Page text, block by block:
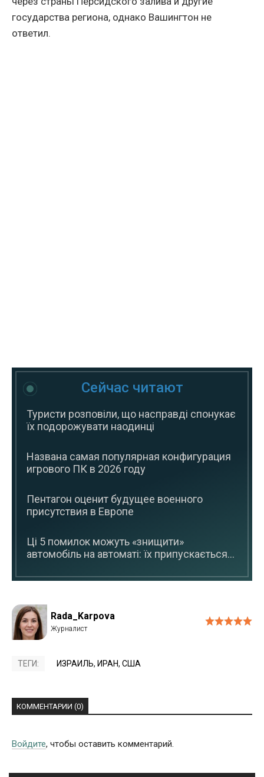
государства региона, однако Вашингтон не
ответил.
Сейчас читают
Туристи розповіли, що насправді спонукає
їх подорожувати наодинці
Названа самая популярная конфигурация
игрового ПК в 2026 году
Пентагон оценит будущее военного
присутствия в Европе
Ці 5 помилок можуть «знищити»
автомобіль на автоматі: їх припускається...
Rada_Karpova
ТЕГИ: ИЗРАИЛЬ, ИРАН, США
КОММЕНТАРИИ (0)
Войдите, чтобы оставить комментарий.